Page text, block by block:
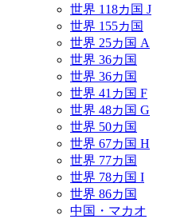
世界 118カ国 J
世界 155カ国
世界 25カ国 A
世界 36カ国
世界 36カ国
世界 41カ国 F
世界 48カ国 G
世界 50カ国
世界 67カ国 H
世界 77カ国
世界 78カ国 I
世界 86カ国
中国・マカオ